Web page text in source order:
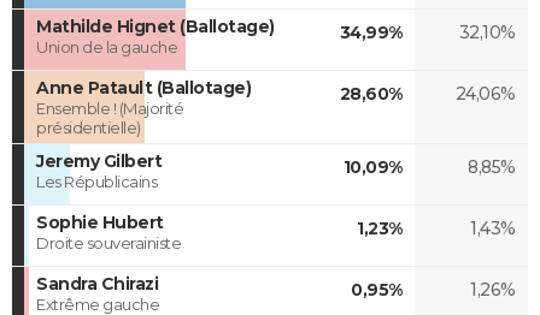
Mathilde Hignet (Ballotage)
Union de la gauche
34,99% 32,10%
Anne Patault (Ballotage)
Ensemble ! (Majorité
présidentielle)
28,60% 24,06%
Jeremy Gilbert
Les Républicains
10,09% 8,85%
Sophie Hubert
Droite souverainiste
1,23% 1,43%
Sandra Chirazi
Extrême gauche
0,95% 1,26%